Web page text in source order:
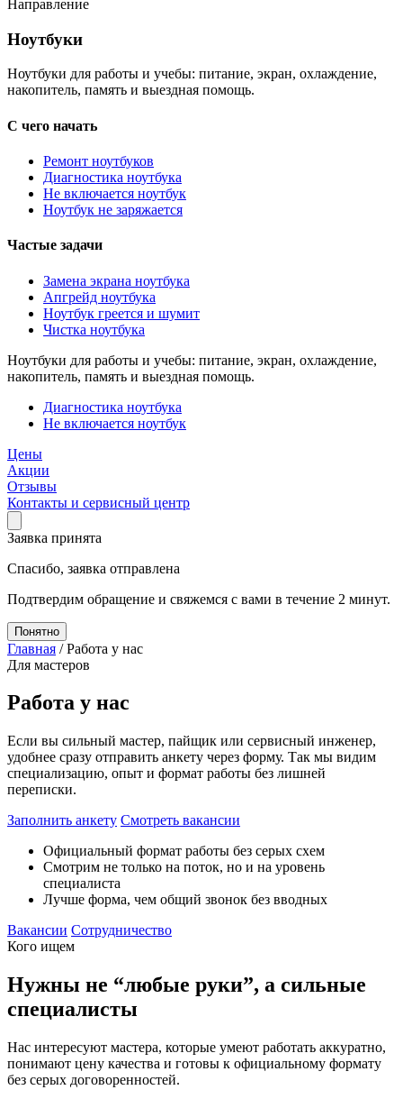
Ноутбуки
Направление
Ноутбуки
Ноутбуки для работы и учебы: питание, экран, охлаждение,
накопитель, память и выездная помощь.
С чего начать
Ремонт ноутбуков
Диагностика ноутбука
Не включается ноутбук
Ноутбук не заряжается
Частые задачи
Замена экрана ноутбука
Апгрейд ноутбука
Ноутбук греется и шумит
Чистка ноутбука
Ноутбуки для работы и учебы: питание, экран, охлаждение,
накопитель, память и выездная помощь.
Диагностика ноутбука
Не включается ноутбук
Цены
Акции
Отзывы
Контакты и сервисный центр
Заявка принята
Спасибо, заявка отправлена
Подтвердим обращение и свяжемся с вами в течение 2 минут.
Понятно
Главная /Работа у нас
Для мастеров
Работа у нас
Если вы сильный мастер, пайщик или сервисный инженер,
удобнее сразу отправить анкету через форму. Так мы видим
специализацию, опыт и формат работы без лишней
переписки.
Заполнить анкету Смотреть вакансии
Официальный формат работы без серых схем
Смотрим не только на поток, но и на уровень
специалиста
Лучше форма, чем общий звонок без вводных
Вакансии Сотрудничество
Кого ищем
Нужны не “любые руки”, а сильные
специалисты
Нас интересуют мастера, которые умеют работать аккуратно,
понимают цену качества и готовы к официальному формату
без серых договоренностей.